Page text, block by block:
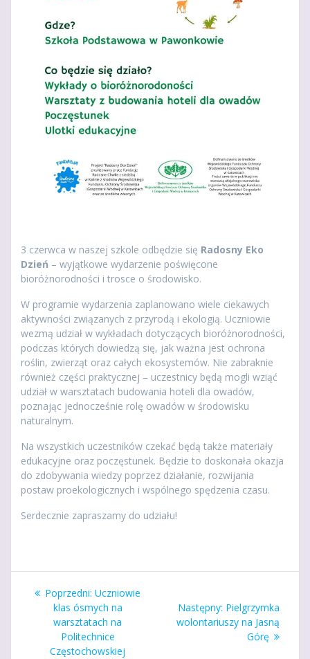
3 czerwca w naszej szkole odbędzie się Radosny Eko
Dzień – wyjątkowe wydarzenie poświęcone
bioróżnorodności i trosce o środowisko.
W programie wydarzenia zaplanowano wiele ciekawych
aktywności związanych z przyrodą i ekologią. Uczniowie
wezmą udział w wykładach dotyczących bioróżnorodności,
podczas których dowiedzą się, jak ważna jest ochrona
roślin, zwierząt oraz całych ekosystemów. Nie zabraknie
również części praktycznej – uczestnicy będą mogli wziąć
udział w warsztatach budowania hoteli dla owadów,
poznając jednocześnie rolę owadów w środowisku
naturalnym.
Na wszystkich uczestników czekać będą także materiały
edukacyjne oraz poczęstunek. Będzie to doskonała okazja
do zdobywania wiedzy poprzez działanie, rozwijania
postaw proekologicznych i wspólnego spędzenia czasu.
Serdecznie zapraszamy do udziału!
Nawigacja
wpisu
Poprzedni: Poprzedni
wpis:
Uczniowie
klas ósmych na
warsztatach na
Politechnice
Częstochowskiej
Następny: Następny
wpis:
Pielgrzymka
wolontariuszy na Jasną
Górę